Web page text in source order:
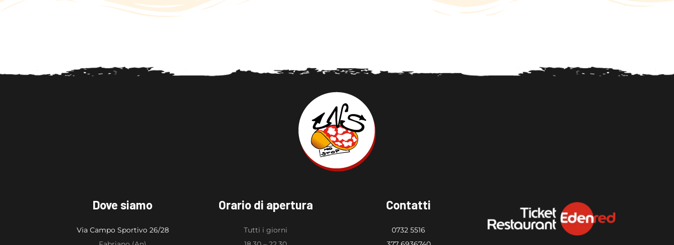
Dove siamo
Via Campo Sportivo 26/28
Orario di apertura
Tutti i giorni
Contatti
0732 5516